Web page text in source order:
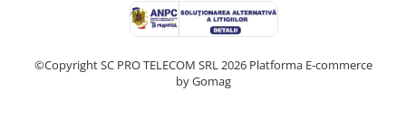
©Copyright SC PRO TELECOM SRL 2026 Platforma E-commerce
by Gomag